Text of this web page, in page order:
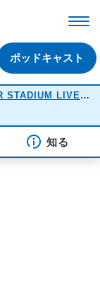
ポッドキャスト
NACK5 SPORTS SPECIAL SOCCER STADIUM LIVE 2026
知る